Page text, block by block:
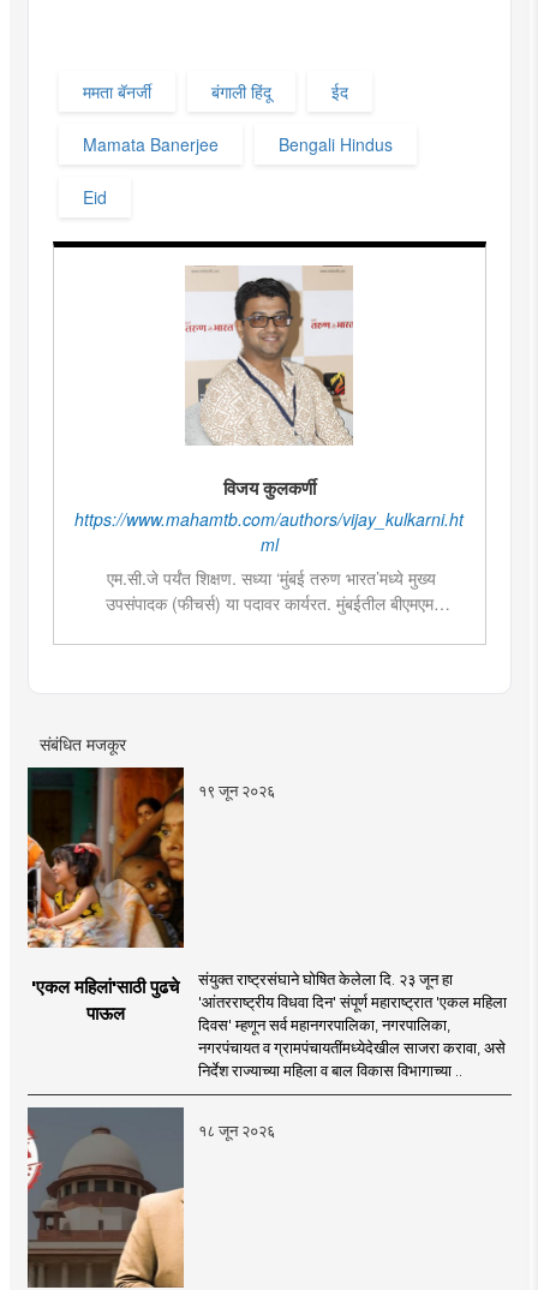
ममता बॅनर्जी बंगाली हिंदू ईद
Mamata Banerjee Bengali Hindus
Eid
विजय कुलकर्णी
https://www.mahamtb.com/authors/vijay_kulkarni.ht
ml
एम.सी.जे पर्यंत शिक्षण. सध्या ‘मुंबई तरुण भारत’मध्ये मुख्य
उपसंपादक (फीचर्स) या पदावर कार्यरत. मुंबईतील बीएमएम
संबंधित मजकूर
१९ जून २०२६
'एकल महिलां'साठी पुढचे
पाऊल
संयुक्त राष्ट्रसंघाने घोषित केलेला दि. २३ जून हा
'आंतरराष्ट्रीय विधवा दिन' संपूर्ण महाराष्ट्रात 'एकल महिला
दिवस' म्हणून सर्व महानगरपालिका, नगरपालिका,
नगरपंचायत व ग्रामपंचायतींमध्येदेखील साजरा करावा, असे
निर्देश राज्याच्या महिला व बाल विकास विभागाच्या ..
१८ जून २०२६